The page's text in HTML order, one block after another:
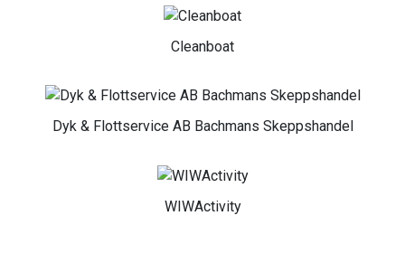
Cleanboat
Dyk & Flottservice AB Bachmans Skeppshandel
WIWActivity